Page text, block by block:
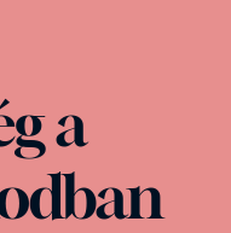
a